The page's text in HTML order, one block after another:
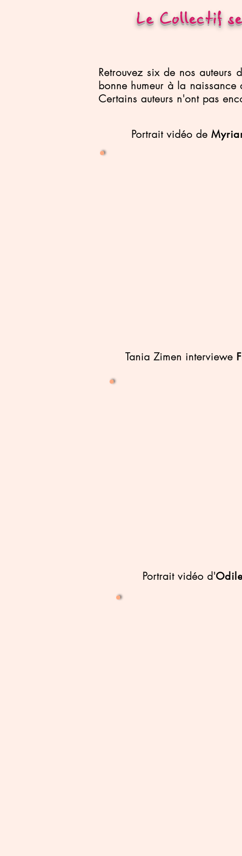
Le Collectif
Retrouvez six de nos auteurs
bonne humeur à la
Certains auteurs n'ont pas
Portrait vidéo de
Tania Zimen interviewe
Portrait vidéo d'